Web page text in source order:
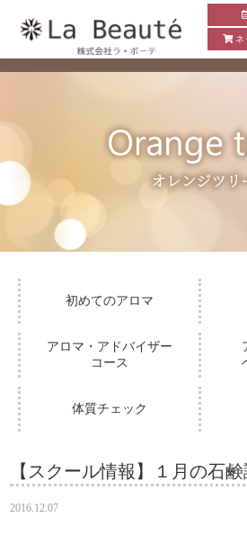
ネ
初めてのアロマ
アロマ・アドバイザー
コース
体質チェック
【スクール情報】１月の石
2016.12.07